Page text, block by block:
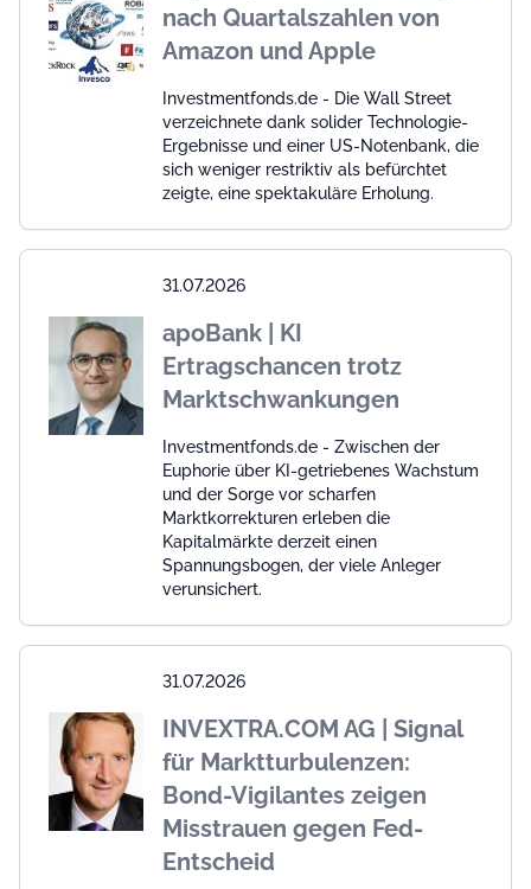
nach Quartalszahlen von
Amazon und Apple
Investmentfonds.de - Die Wall Street
verzeichnete dank solider Technologie-
Ergebnisse und einer US-Notenbank, die
sich weniger restriktiv als befürchtet
zeigte, eine spektakuläre Erholung.
31.07.2026
apoBank | KI
Ertragschancen trotz
Marktschwankungen
Investmentfonds.de - Zwischen der
Euphorie über KI-getriebenes Wachstum
und der Sorge vor scharfen
Marktkorrekturen erleben die
Kapitalmärkte derzeit einen
Spannungsbogen, der viele Anleger
verunsichert.
31.07.2026
INVEXTRA.COM AG | Signal
für Marktturbulenzen:
Bond-Vigilantes zeigen
Misstrauen gegen Fed-
Entscheid